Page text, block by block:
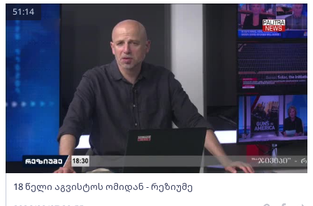
18 წელი აგვისტოს ომიდან - რეზიუმე
51:14